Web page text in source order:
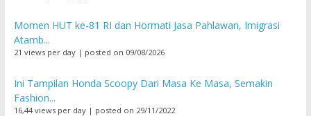
Momen HUT ke-81 RI dan Hormati Jasa Pahlawan, Imigrasi
Atamb...
21 views per day| posted on 09/08/2026
Ini Tampilan Honda Scoopy Dari Masa Ke Masa, Semakin
Fashion...
16,44 views per day| posted on 29/11/2022